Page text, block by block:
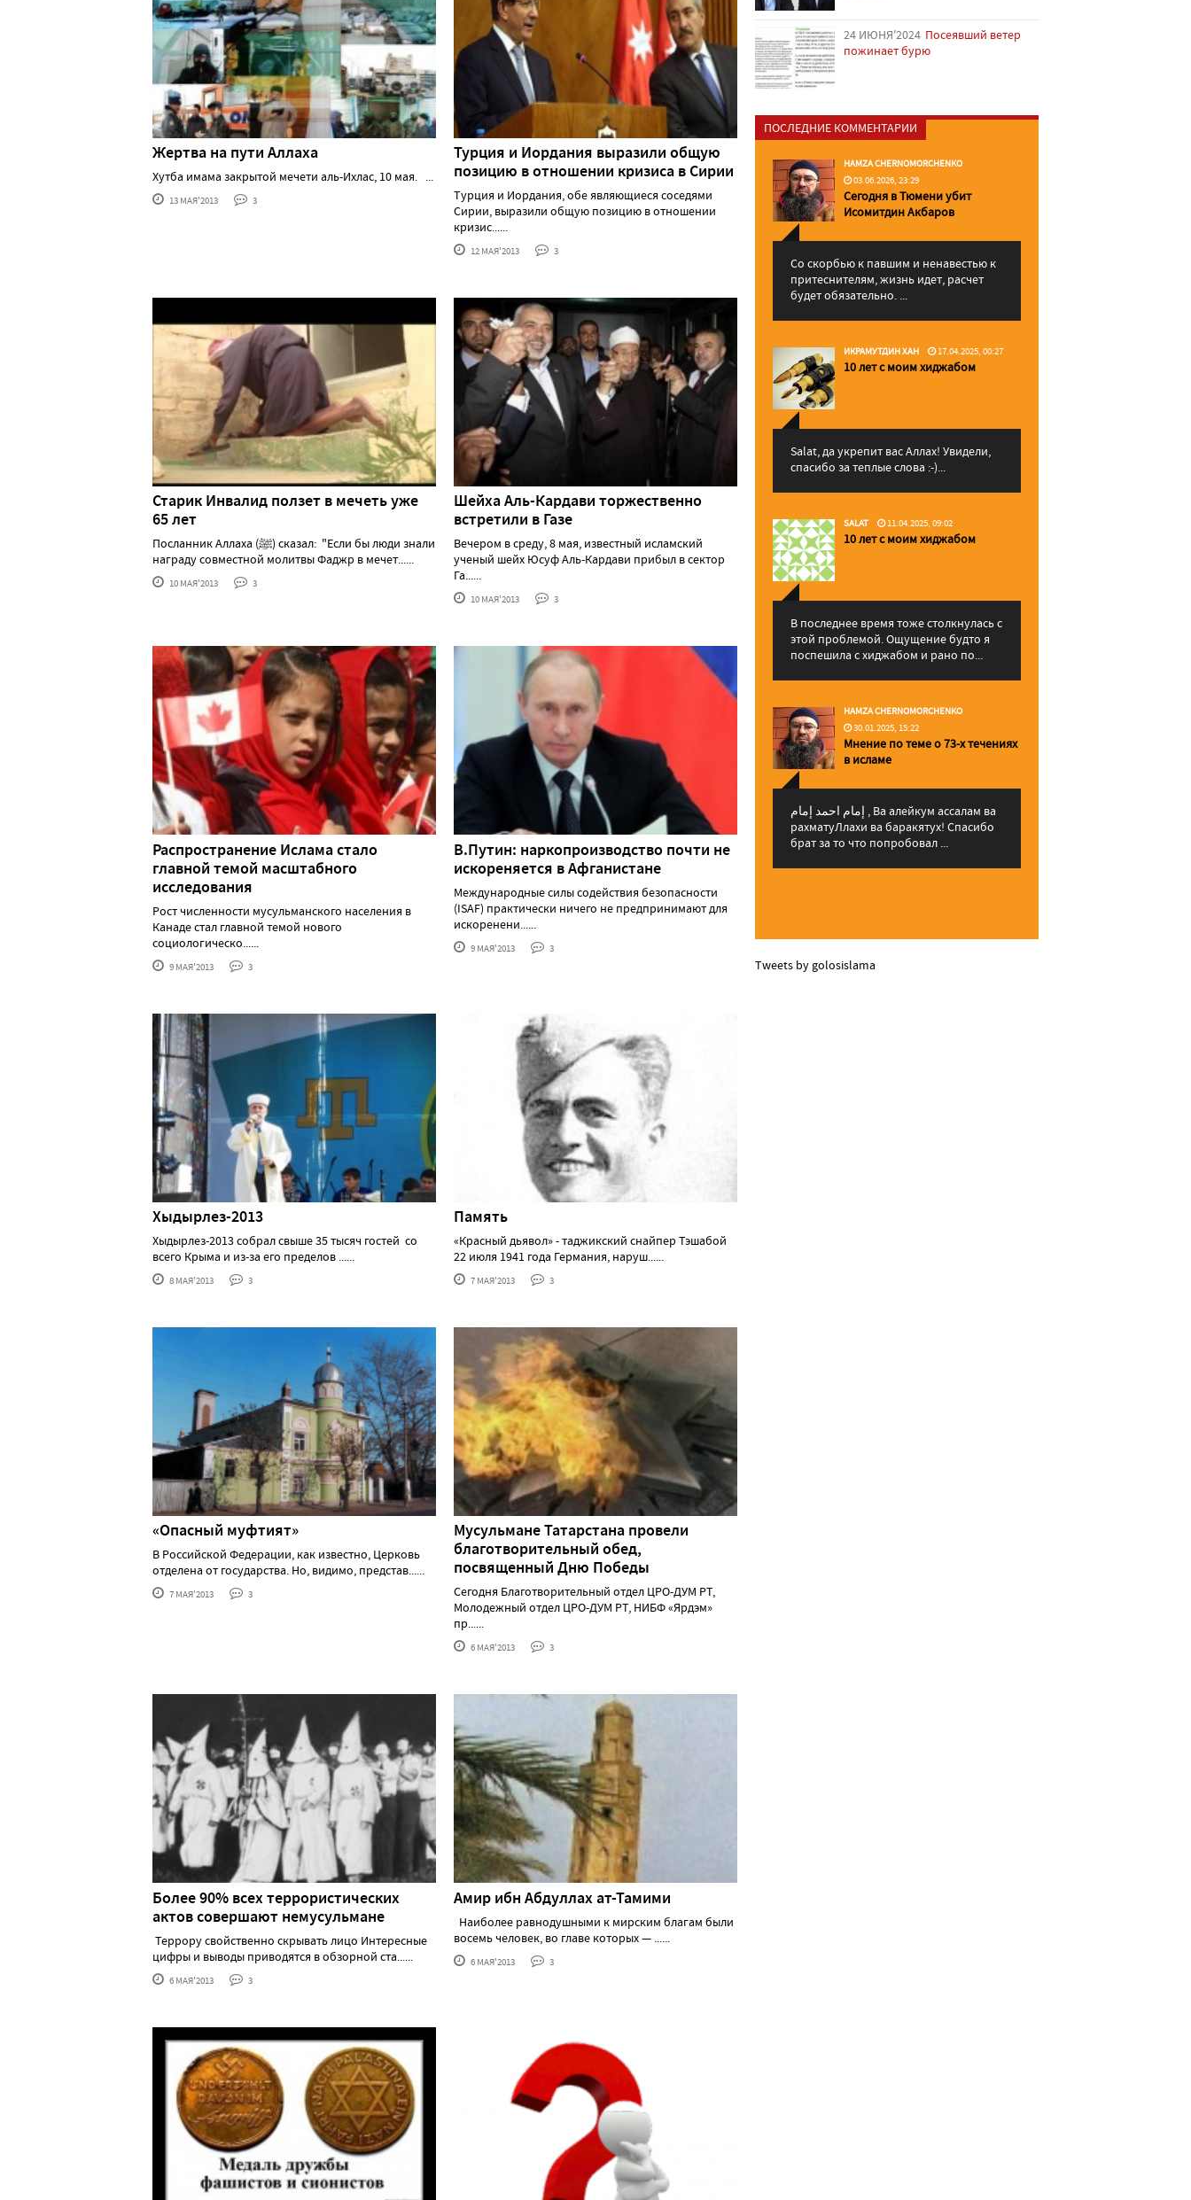
Жертва на пути Аллаха
Хутба имама закрытой мечети аль-Ихлас, 10 мая. ...
13 МАЯ'2013 3
Турция и Иордания выразили общую
позицию в отношении кризиса в Сирии
Турция и Иордания, обе являющиеся соседями
Сирии, выразили общую позицию в отношении
кризис......
12 МАЯ'2013 3
Старик Инвалид ползет в мечеть уже
65 лет
Посланник Аллаха (ﷺ) сказал: "Если бы люди знали
награду совместной молитвы Фаджр в мечет......
10 МАЯ'2013 3
Шейха Аль-Кардави торжественно
встретили в Газе
Вечером в среду, 8 мая, известный исламский
ученый шейх Юсуф Аль-Кардави прибыл в сектор
Га......
10 МАЯ'2013 3
Распространение Ислама стало
главной темой масштабного
исследования
Рост численности мусульманского населения в
Канаде стал главной темой нового
социологическо......
9 МАЯ'2013 3
В.Путин: наркопроизводство почти не
искореняется в Афганистане
Международные силы содействия безопасности
(ISAF) практически ничего не предпринимают для
искоренени......
9 МАЯ'2013 3
Хыдырлез-2013
Хыдырлез-2013 собрал свыше 35 тысяч гостей со
всего Крыма и из-за его пределов ......
8 МАЯ'2013 3
Память
«Красный дьявол» - таджикский снайпер Тэшабой
22 июля 1941 года Германия, наруш......
7 МАЯ'2013 3
«Опасный муфтият»
В Российской Федерации, как известно, Церковь
отделена от государства. Но, видимо, представ......
7 МАЯ'2013 3
Мусульмане Татарстана провели
благотворительный обед,
посвященный Дню Победы
Сегодня Благотворительный отдел ЦРО-ДУМ РТ,
Молодежный отдел ЦРО-ДУМ РТ, НИБФ «Ярдэм»
пр......
6 МАЯ'2013 3
Более 90% всех террористических
актов совершают немусульмане
Террору свойственно скрывать лицо Интересные
цифры и выводы приводятся в обзорной ста......
6 МАЯ'2013 3
Амир ибн Абдуллах ат-Тамими
Наиболее равнодушными к мирским благам были
восемь человек, во главе которых — ......
6 МАЯ'2013 3
24 ИЮНЯ'2024 Посеявший ветер
пожинает бурю
ПОСЛЕДНИЕ КОММЕНТАРИИ
HAMZA CHERNOMORCHENKO
03.06.2026, 23:29
Сегодня в Тюмени убит
Исомитдин Акбаров
Со скорбью к павшим и ненавестью к
притеснителям, жизнь идет, расчет
будет обязательно. ...
ИКРАМУТДИН ХАН 17.04.2025, 00:27
10 лет с моим хиджабом
Salat, да укрепит вас Аллаx! Увидели,
спасибо за теплые слова :-)...
SALAT 11.04.2025, 09:02
10 лет с моим хиджабом
В последнее время тоже столкнулась с
этой проблемой. Ощущение будто я
поспешила с хиджабом и рано по...
HAMZA CHERNOMORCHENKO
30.01.2025, 15:22
Мнение по теме о 73-х течениях
в исламе
إمام احمد إمام , Ва алейкум ассалам ва
рахматуЛлахи ва баракятух! Спасибо
брат за то что попробовал ...
Tweets by golosislama